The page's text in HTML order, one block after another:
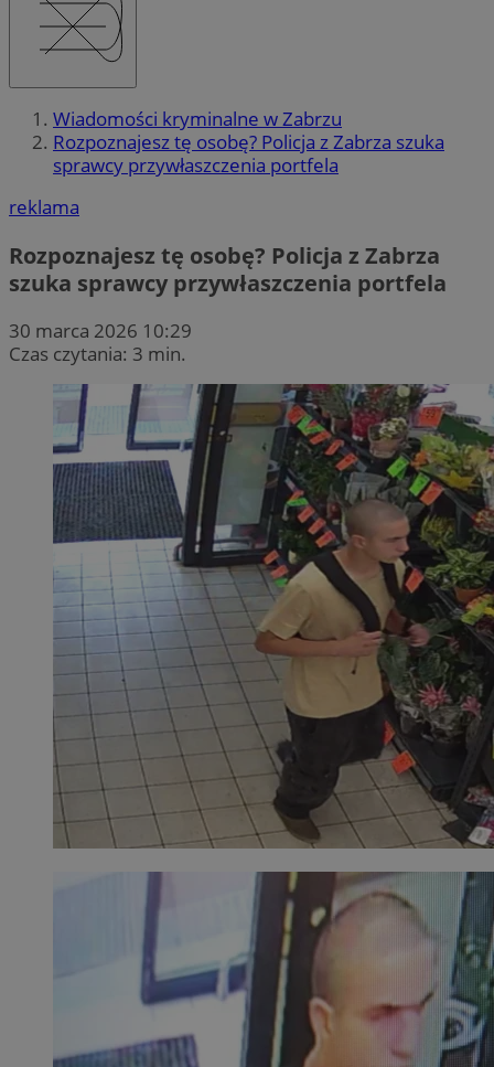
Wiadomości kryminalne w Zabrzu
Rozpoznajesz tę osobę? Policja z Zabrza szuka
sprawcy przywłaszczenia portfela
reklama
Rozpoznajesz tę osobę? Policja z Zabrza
szuka sprawcy przywłaszczenia portfela
30 marca 2026 10:29
Czas czytania: 3 min.